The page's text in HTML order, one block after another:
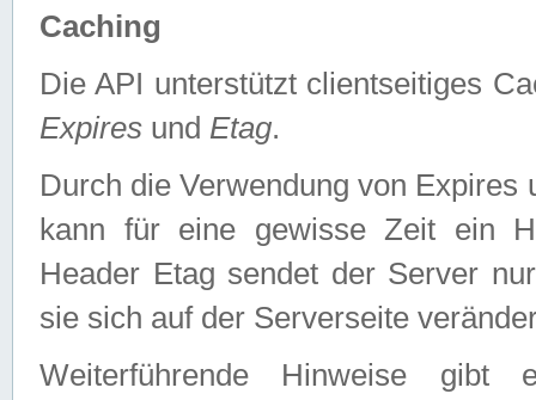
Caching
Die API unterstützt clientseitiges
Expires und Etag.
Durch die Verwendung von
kann für eine gewisse Zeit ein
Header Etag sendet der Server
sie sich auf der Serverseite
Weiterführende Hinweise